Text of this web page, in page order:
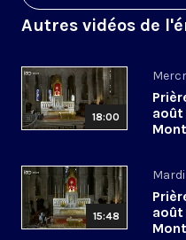
Autres vidéos de
18:00
août
15:48
août